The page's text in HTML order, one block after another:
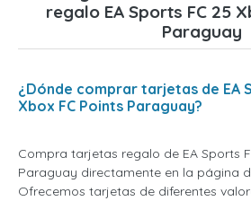
regalo EA Sports FC 25
Paraguay
¿Dónde comprar tarjetas de EA
Xbox FC Points Paraguay?
Compra tarjetas regalo de EA Sports
Paraguay directamente en la página
Ofrecemos tarjetas de diferentes